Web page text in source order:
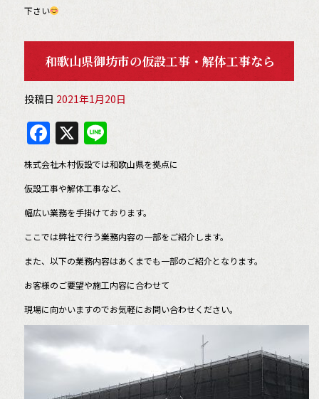
下さい
和歌山県御坊市の仮設工事・解体工事なら
投稿日 2021年1月20日
F
a
c
e
b
o
o
k
X Li
n
e
株式会社木村仮設では和歌山県を拠点に
仮設工事や解体工事など、
幅広い業務を手掛けております。
ここでは弊社で行う業務内容の一部をご紹介します。
また、以下の業務内容はあくまでも一部のご紹介となります。
お客様のご要望や施工内容に合わせて
現場に向かいますのでお気軽にお問い合わせください。